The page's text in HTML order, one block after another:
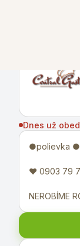
Dnes už
●polievka
♥ 0903 79
NEROBÍME